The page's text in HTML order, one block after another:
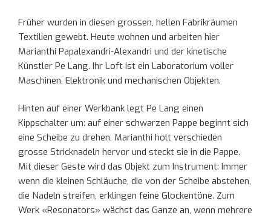
Früher wurden in diesen grossen, hellen Fabrikräumen
Textilien gewebt. Heute wohnen und arbeiten hier
Marianthi Papalexandri-Alexandri und der kinetische
Künstler Pe Lang. Ihr Loft ist ein Laboratorium voller
Maschinen, Elektronik und mechanischen Objekten.
Hinten auf einer Werkbank legt Pe Lang einen
Kippschalter um: auf einer schwarzen Pappe beginnt sich
eine Scheibe zu drehen, Marianthi holt verschieden
grosse Stricknadeln hervor und steckt sie in die Pappe.
Mit dieser Geste wird das Objekt zum Instrument: Immer
wenn die kleinen Schläuche, die von der Scheibe abstehen,
die Nadeln streifen, erklingen feine Glockentöne. Zum
Werk «Resonators» wächst das Ganze an, wenn mehrere